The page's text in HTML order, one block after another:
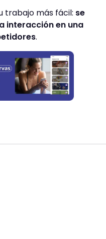
trabajo más fácil: se
interacción en una
.